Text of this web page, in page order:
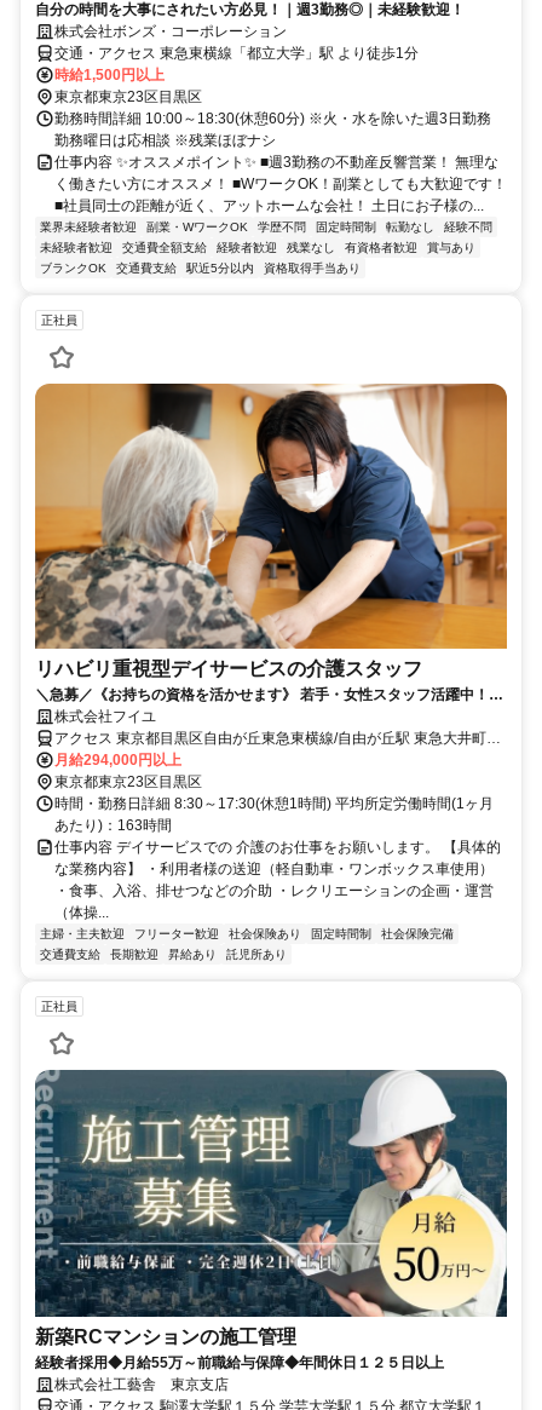
自分の時間を大事にされたい方必見！｜週3勤務◎｜未経験歓迎！
株式会社ボンズ・コーポレーション
交通・アクセス 東急東横線「都立大学」駅 より徒歩1分
時給1,500円以上
東京都東京23区目黒区
勤務時間詳細 10:00～18:30(休憩60分) ※火・水を除いた週3日勤務
勤務曜日は応相談 ※残業ほぼナシ
仕事内容 ✨オススメポイント✨ ■週3勤務の不動産反響営業！ 無理な
く働きたい方にオススメ！ ■WワークOK！副業としても大歓迎です！
■社員同士の距離が近く、アットホームな会社！ 土日にお子様の...
業界未経験者歓迎 副業・WワークOK 学歴不問 固定時間制 転勤なし
経験不問
未経験者歓迎
交通費全額支給 経験者歓迎 残業なし 有資格者歓迎
賞与あり
ブランクOK
交通費支給 駅近5分以内 資格取得手当あり
正社員
リハビリ重視型デイサービスの介護スタッフ
＼急募／《お持ちの資格を活かせます》 若手・女性スタッフ活躍中！週
休2日制、 キャリアアップも可能です◎
株式会社フイユ
アクセス 東京都目黒区自由が丘東急東横線/自由が丘駅 東急大井町線/
自由が丘駅
月給294,000円以上
東京都東京23区目黒区
時間・勤務日詳細 8:30～17:30(休憩1時間) 平均所定労働時間(1ヶ月
あたり)：163時間
仕事内容 デイサービスでの 介護のお仕事をお願いします。 【具体的
な業務内容】 ・利用者様の送迎（軽自動車・ワンボックス車使用）
・食事、入浴、排せつなどの介助 ・レクリエーションの企画・運営
（体操...
主婦・主夫歓迎 フリーター歓迎 社会保険あり 固定時間制
社会保険完備
交通費支給
長期歓迎 昇給あり 託児所あり
正社員
新築RCマンションの施工管理
経験者採用◆月給55万～前職給与保障◆年間休日１２５日以上
株式会社工藝舎 東京支店